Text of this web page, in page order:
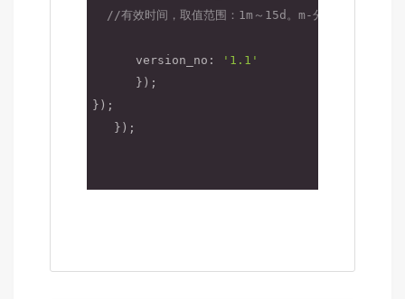
//有效时间，取值范围：1m～15d。m-分钟，h-小时
      version_no:
'1.1'
      });
});
   });